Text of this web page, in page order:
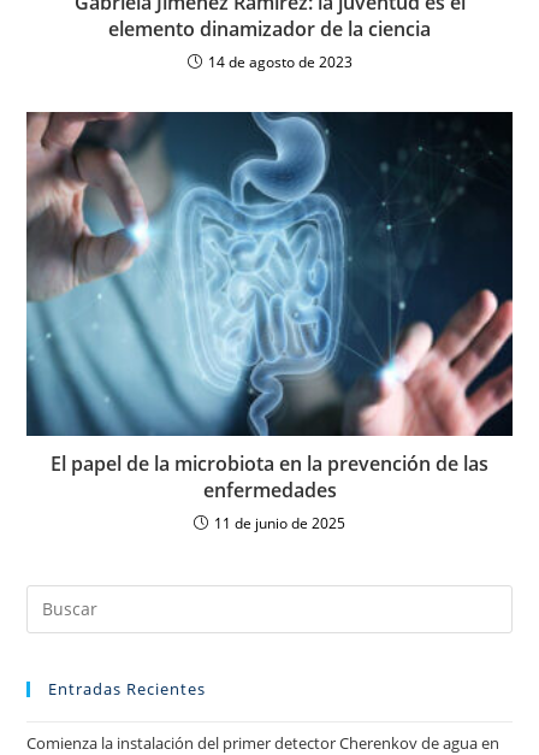
elemento dinamizador de la ciencia
14 de agosto de 2023
El papel de la microbiota en la prevención de las
enfermedades
11 de junio de 2025
Entradas Recientes
Comienza la instalación del primer detector Cherenkov de agua en